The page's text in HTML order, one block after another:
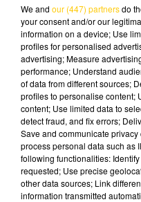
Lecture (4 min
30 juin 2026 - 4 min
L'INFO DU
30/06/26 À
Ecoutez sur Totem
Garonne et le pays de
We and our (447) partnersdo
your consent and/or our
information on a device; Use
profiles for personalised
advertising; Measure
performance; Understand
of data from different sources;
profiles to personalise content;
content; Use limited data to
detect fraud, and fix errors;
Save and communicate
process personal data such as
following functionalities:
requested; Use precise
other data sources; Link
information transmitted